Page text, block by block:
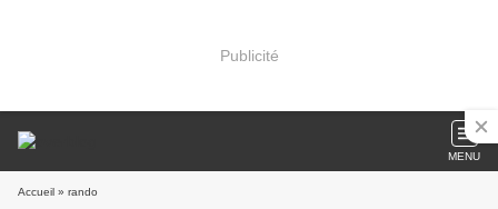
Publicité
MENU
Accueil » rando